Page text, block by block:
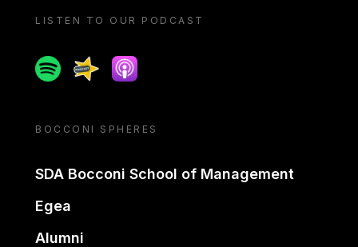
LISTEN TO OUR PODCAST
SpotifySpreakerApple podcast
BOCCONI SPHERES
SDA Bocconi School of Management
Egea
Alumni